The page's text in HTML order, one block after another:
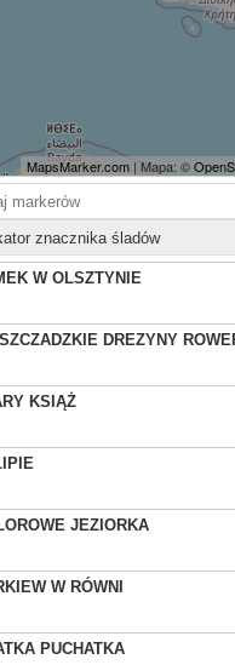
MapsMarker.com| Mapa: ©
W OLSZTYNIE
DREZYNY
KSIĄŻ
JEZIORKA
W RÓWNI
PUCHATKA